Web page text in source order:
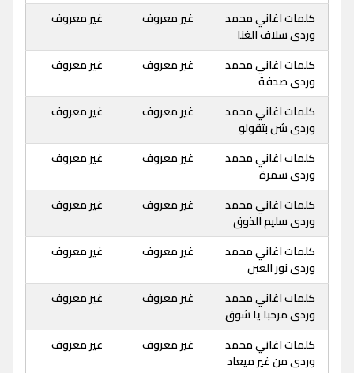
كلمات اغاني محمد
وردى سلاف الغنا
غير معروف غير معروف
كلمات اغاني محمد
وردى صدفة
غير معروف غير معروف
كلمات اغاني محمد
وردى شن بتقولو
غير معروف غير معروف
كلمات اغاني محمد
وردى سمرة
غير معروف غير معروف
كلمات اغاني محمد
وردى سليم الذوق
غير معروف غير معروف
كلمات اغاني محمد
وردى نور العين
غير معروف غير معروف
كلمات اغاني محمد
وردى مرحبا يا شوق
غير معروف غير معروف
كلمات اغاني محمد
وردى من غير ميعاد
غير معروف غير معروف